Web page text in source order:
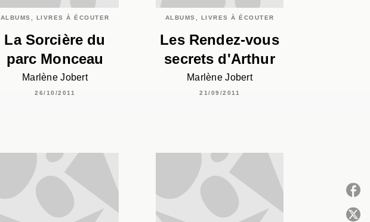
ALBUMS, LIVRES À ÉCOUTER
La Sorcière du
parc Monceau
Marlène Jobert
26/10/2011
ALBUMS, LIVRES À ÉCOUTER
Les Rendez-vous
secrets d'Arthur
Marlène Jobert
21/09/2011